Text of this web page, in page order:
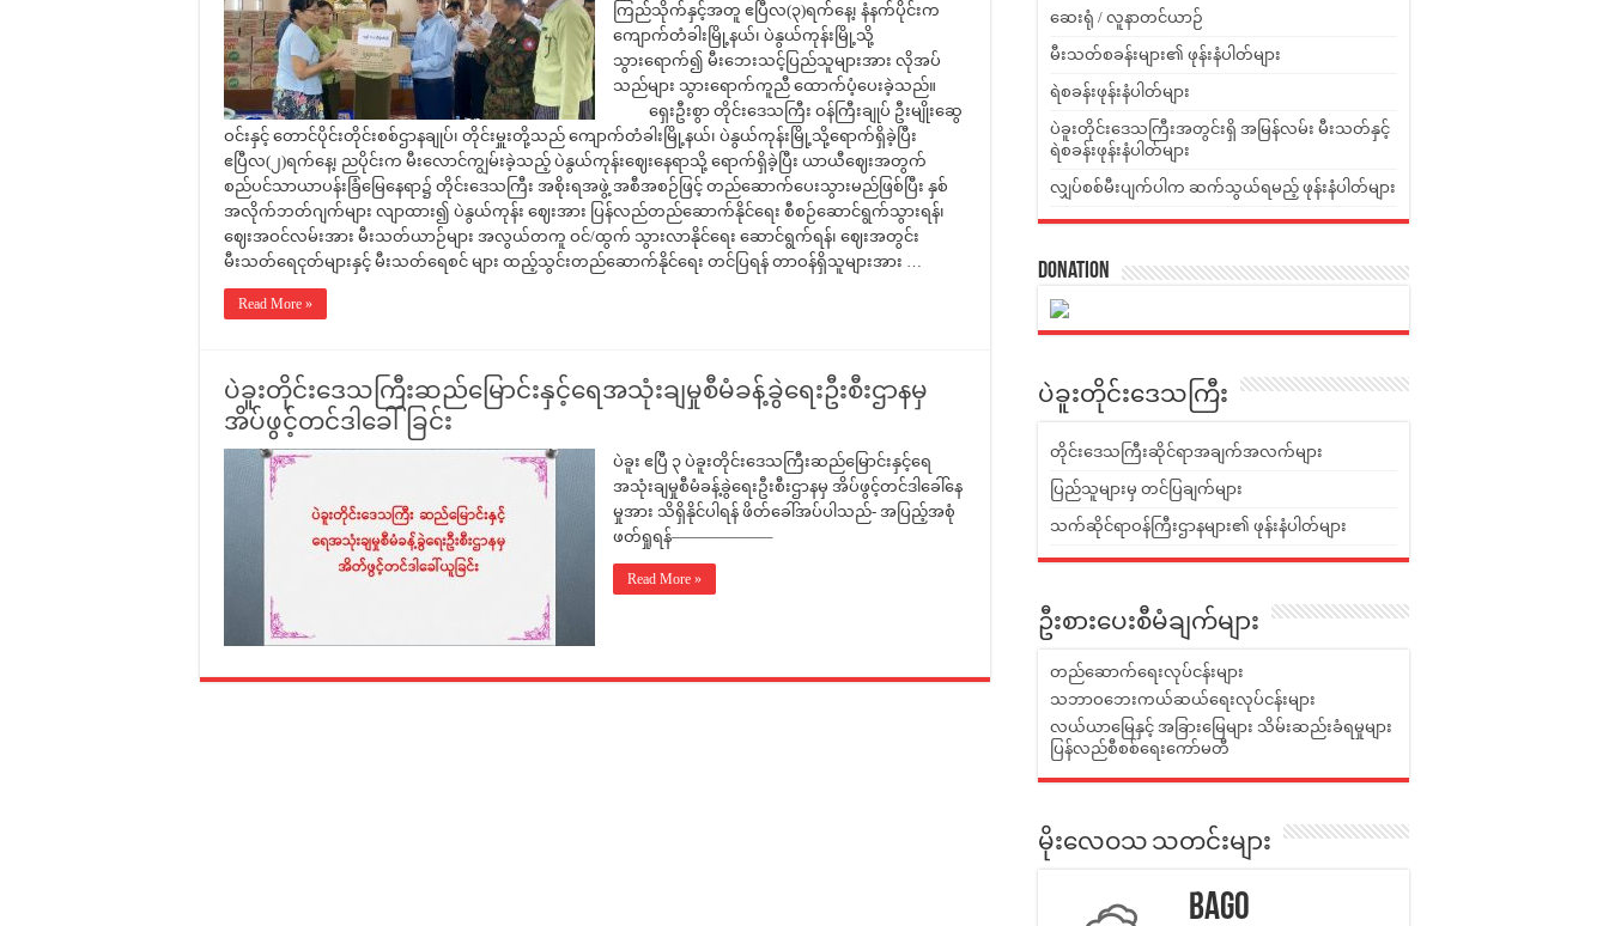
ကြည်သိုက်နှင့်အတူ ဧပြီလ(၃)ရက်နေ့၊ နံနက်ပိုင်းက
ကျောက်တံခါးမြို့နယ်၊ ပဲနွယ်ကုန်းမြို့သို့
သွားရောက်၍ မီးဘေးသင့်ပြည်သူများအား လိုအပ်
သည်များ သွားရောက်ကူညီ ထောက်ပံ့ပေးခဲ့သည်။
ရှေးဦးစွာ တိုင်းဒေသကြီး ဝန်ကြီးချုပ် ဦးမျိုးဆွေ
ဝင်းနှင့် တောင်ပိုင်းတိုင်းစစ်ဌာနချုပ်၊ တိုင်းမှူးတို့သည် ကျောက်တံခါးမြို့နယ်၊ ပဲနွယ်ကုန်းမြို့သို့ရောက်ရှိခဲ့ပြီး
ဧပြီလ(၂)ရက်နေ့၊ ညပိုင်းက မီးလောင်ကျွမ်းခဲ့သည့် ပဲနွယ်ကုန်းဈေးနေရာသို့ ရောက်ရှိခဲ့ပြီး ယာယီဈေးအတွက်
စည်ပင်သာယာပန်းခြံမြေနေရာ၌ တိုင်းဒေသကြီး အစိုးရအဖွဲ့ အစီအစဉ်ဖြင့် တည်ဆောက်ပေးသွားမည်ဖြစ်ပြီး နှစ်
အလိုက်ဘတ်ဂျက်များ လျာထား၍ ပဲနွယ်ကုန်း ဈေးအား ပြန်လည်တည်ဆောက်နိုင်ရေး စီစဉ်ဆောင်ရွက်သွားရန်၊
ဈေးအဝင်လမ်းအား မီးသတ်ယာဉ်များ အလွယ်တကူ ဝင်/ထွက် သွားလာနိုင်ရေး ဆောင်ရွက်ရန်၊ ဈေးအတွင်း
မီးသတ်ရေငုတ်များနှင့် မီးသတ်ရေစင် များ ထည့်သွင်းတည်ဆောက်နိုင်ရေး တင်ပြရန် တာဝန်ရှိသူများအား …
Read More »
ပဲခူးတိုင်းဒေသကြီးဆည်မြောင်းနှင့်ရေအသုံးချမှုစီမံခန့်ခွဲရေးဦးစီးဌာနမှ
အိပ်ဖွင့်တင်ဒါခေါ်ခြင်း
ပဲခူး ဧပြီ ၃ ပဲခူးတိုင်းဒေသကြီးဆည်မြောင်းနှင့်ရေ
အသုံးချမှုစီမံခန့်ခွဲရေးဦးစီးဌာနမှ အိပ်ဖွင့်တင်ဒါခေါ်နေ
မှုအား သိရှိနိုင်ပါရန် ဖိတ်ခေါ်အပ်ပါသည်- အပြည့်အစုံ
ဖတ်ရှုရန်——————–
Read More »
ဆေးရုံ / လူနာတင်ယာဉ်
မီးသတ်စခန်းများ၏ ဖုန်းနံပါတ်များ
ရဲစခန်းဖုန်းနံပါတ်များ
ပဲခူးတိုင်းဒေသကြီးအတွင်းရှိ အမြန်လမ်း မီးသတ်နှင့်
ရဲစခန်းဖုန်းနံပါတ်များ
လျှပ်စစ်မီးပျက်ပါက ဆက်သွယ်ရမည့် ဖုန်းနံပါတ်များ
Donation
ပဲခူးတိုင်းဒေသကြီး
တိုင်းဒေသကြီးဆိုင်ရာအချက်အလက်များ
ပြည်သူများမှ တင်ပြချက်များ
သက်ဆိုင်ရာဝန်ကြီးဌာနများ၏ ဖုန်းနံပါတ်များ
ဦးစားပေးစီမံချက်များ
တည်ဆောက်ရေးလုပ်ငန်းများ
သဘာဝဘေးကယ်ဆယ်ရေးလုပ်ငန်းများ
လယ်ယာမြေနှင့် အခြားမြေများ သိမ်းဆည်းခံရမှုများ
ပြန်လည်စီစစ်ရေးကော်မတီ
မိုးလေဝသ သတင်းများ
Bago